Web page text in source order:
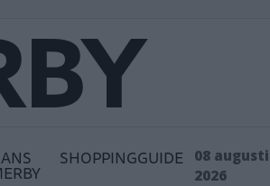
SHOPPINGGUIDE
08 augusti
2026